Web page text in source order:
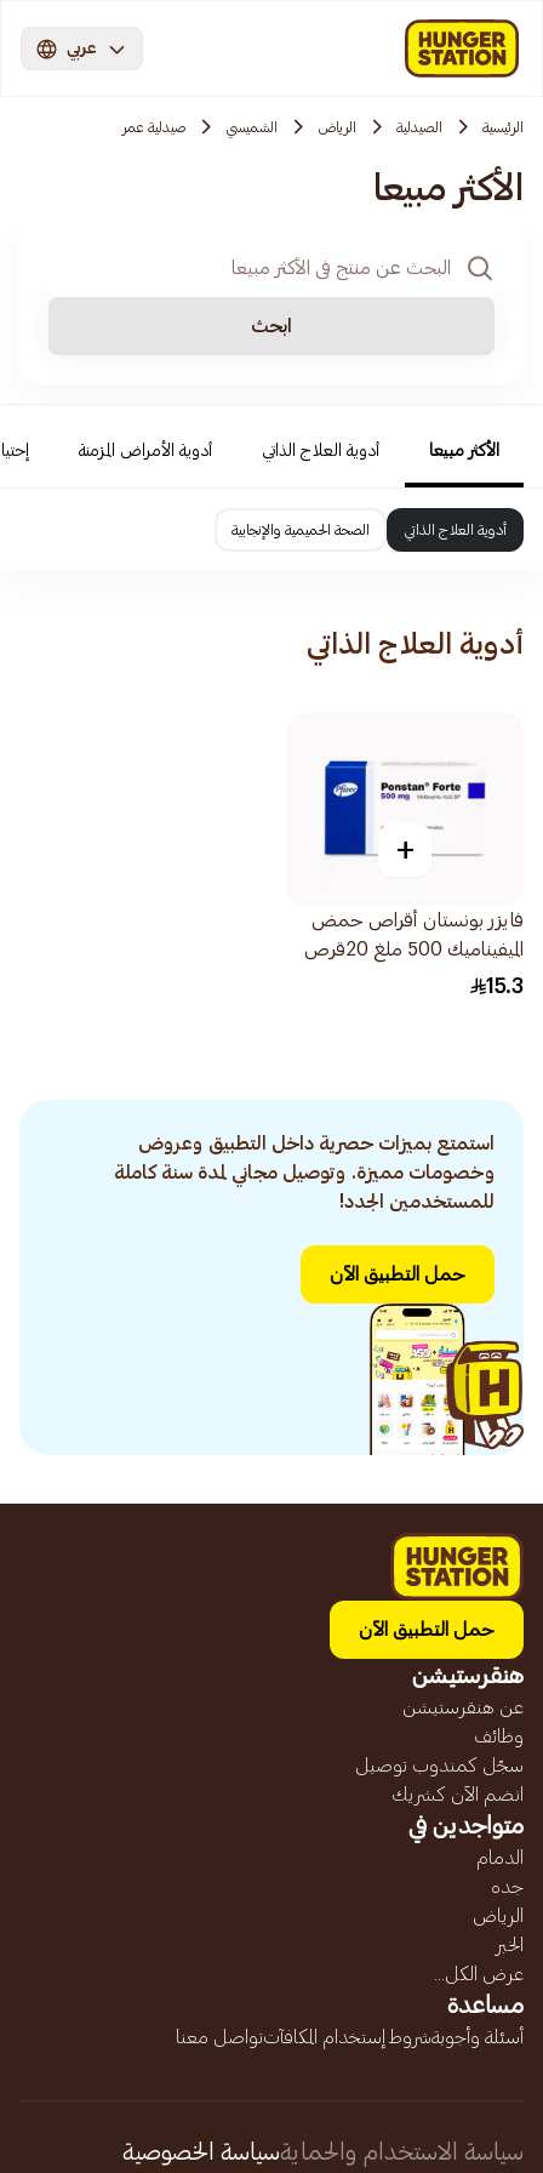
عربي
الرئيسية الصيدلية الرياض الشميسي صيدلية عمر
الأكثر مبيعا
ابحث
الأكثر مبيعا أدوية العلاج الذاتي أدوية الأمراض المزمنة
أدوية العلاج الذاتي الصحة الحميمية والإنجابية
أدوية العلاج الذاتي
+
فايزر بونستان أقراص حمض
الميفيناميك 500 ملغ 20قرص
15.3
استمتع بميزات حصرية داخل التطبيق وعروض
وخصومات مميزة. وتوصيل مجاني لمدة سنة كاملة
للمستخدمين الجدد!
حمل التطبيق الآن
حمل التطبيق الآن
هنقرستيشن
عن هنقرستيشن
وظائف
سجّل كمندوب توصيل
انضم الآن كشريك
متواجدين في
الدمام
جده
الرياض
الخبر
عرض الكل...
مساعدة
أسئلة وأجوبةشروط إستخدام المكافآتتواصل معنا
سياسة الاستخدام والحمايةسياسة الخصوصية